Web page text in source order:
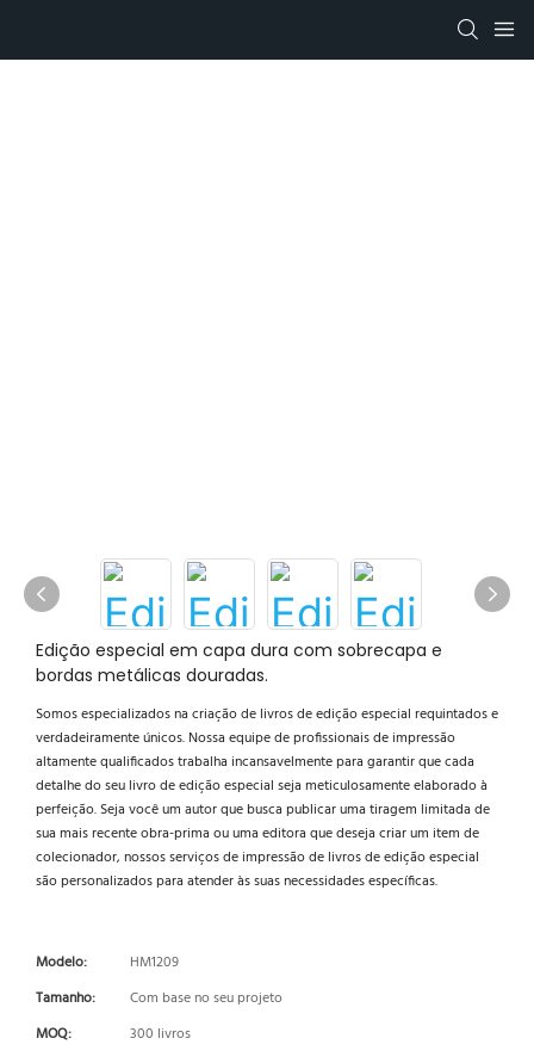
Edição especial em capa dura com sobrecapa e
bordas metálicas douradas.
Somos especializados na criação de livros de edição especial requintados e
verdadeiramente únicos. Nossa equipe de profissionais de impressão
altamente qualificados trabalha incansavelmente para garantir que cada
detalhe do seu livro de edição especial seja meticulosamente elaborado à
perfeição. Seja você um autor que busca publicar uma tiragem limitada de
sua mais recente obra-prima ou uma editora que deseja criar um item de
colecionador, nossos serviços de impressão de livros de edição especial
são personalizados para atender às suas necessidades específicas.
Modelo:
HM1209
Tamanho:
Com base no seu projeto
MOQ:
300 livros